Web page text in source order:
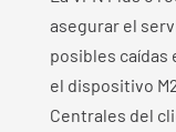
asegurar el
posibles caídas
el dispositivo
Centrales del